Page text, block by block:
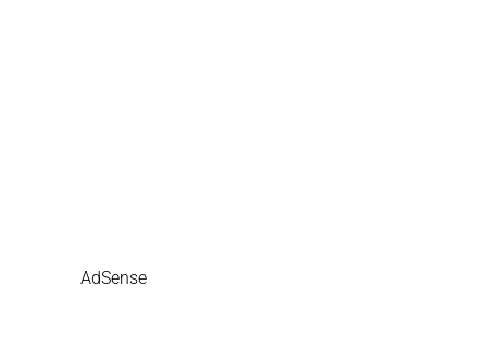
AdSense